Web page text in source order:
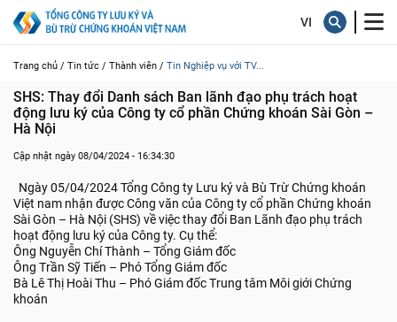
Trang chủ / Tin tức / Thành viên / Tin Nghiệp vụ với TV...
SHS: Thay đổi Danh sách Ban lãnh đạo phụ trách hoạt
động lưu ký của Công ty cổ phần Chứng khoán Sài Gòn –
Hà Nội
Cập nhật ngày 08/04/2024 - 16:34:30
Ngày 05/04/2024 Tổng Công ty Lưu ký và Bù Trừ Chứng khoán
Việt nam nhận được Công văn của Công ty cổ phần Chứng khoán
Sài Gòn – Hà Nội (SHS) về việc thay đổi Ban Lãnh đạo phụ trách
hoạt động lưu ký của Công ty. Cụ thể:
Ông Nguyễn Chí Thành – Tổng Giám đốc
Ông Trần Sỹ Tiến – Phó Tổng Giám đốc
Bà Lê Thị Hoài Thu – Phó Giám đốc Trung tâm Môi giới Chứng
khoán